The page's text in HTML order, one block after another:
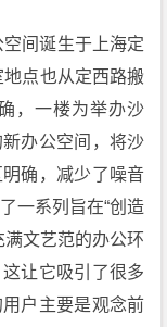
间诞生于上海定
点也从定西路搬
，一楼为举办沙
办公空间，将沙
确，减少了噪音
一系列旨在“创造
文艺范的办公环
让它吸引了很多
户主要是观念前